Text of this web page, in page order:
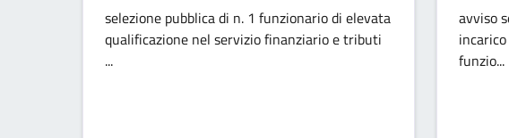
selezione pubblica di n. 1 funzionario di elevata
qualificazione nel servizio finanziario e tributi
...
avviso
funzio...